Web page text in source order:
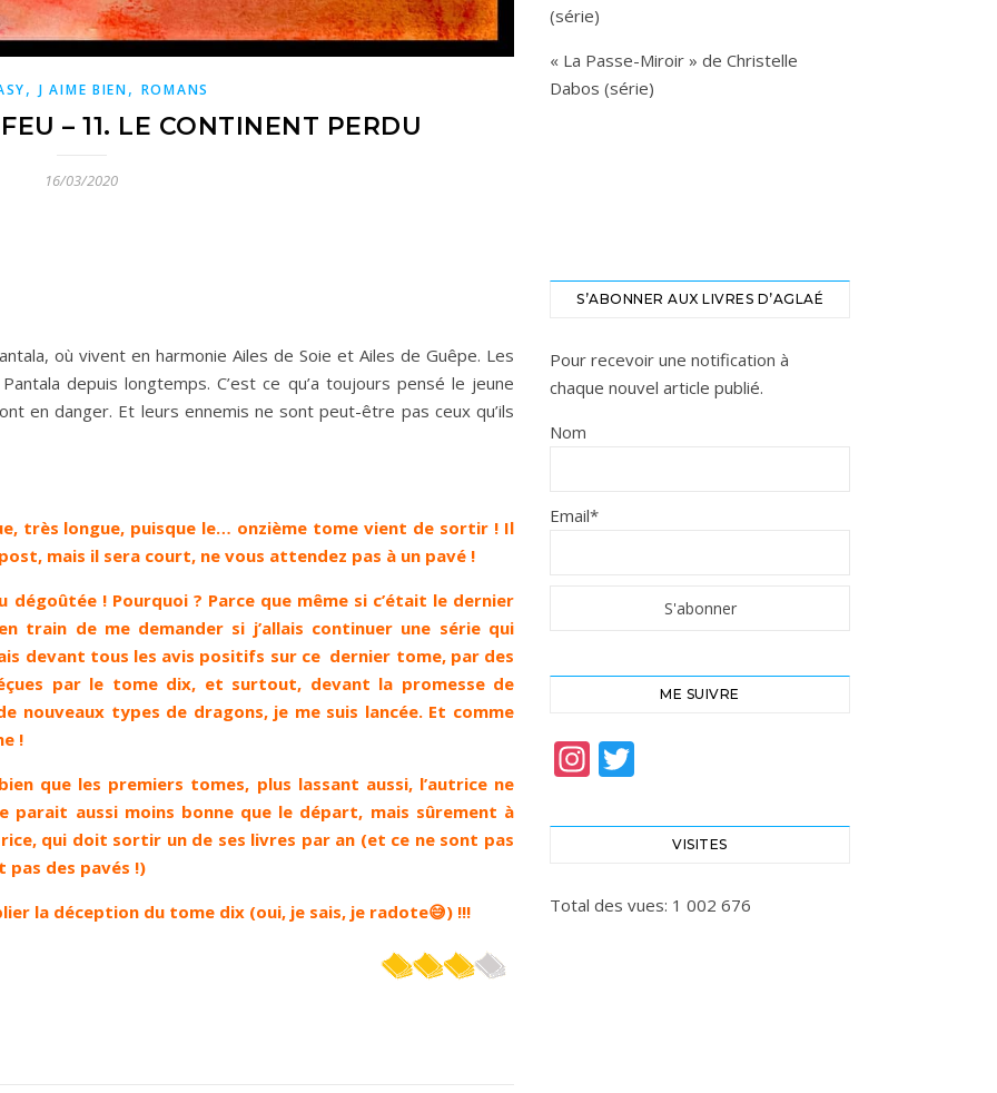
, J AIME BIEN, ROMANS
– 11. LE CONTINENT PERDU
16/03/2020
où vivent en harmonie Ailes de Soie et Ailes de Guêpe. Les
depuis longtemps. C’est ce qu’a toujours pensé le jeune
en danger. Et leurs ennemis ne sont peut-être pas ceux qu’ils
très longue, puisque le… onzième tome vient de sortir ! Il
mais il sera court, ne vous attendez pas à un pavé !
dégoûtée ! Pourquoi ? Parce que même si c’était le dernier
train de me demander si j’allais continuer une série qui
devant tous les avis positifs sur ce dernier tome, par des
par le tome dix, et surtout, devant la promesse de
nouveaux types de dragons, je me suis lancée. Et comme
!
que les premiers tomes, plus lassant aussi, l’autrice ne
parait aussi moins bonne que le départ, mais sûrement à
qui doit sortir un de ses livres par an (et ce ne sont pas
des pavés !)
la déception du tome dix (oui, je sais, je radote😅) !!!
(série)
« La Passe-Miroir » de Christelle
Dabos (série)
S’ABONNER AUX LIVRES D’AGLAÉ
Pour recevoir une notification à
chaque nouvel article publié.
Nom
Email*
ME SUIVRE
Instagram
VISITES
Total des vues: 1 002 676